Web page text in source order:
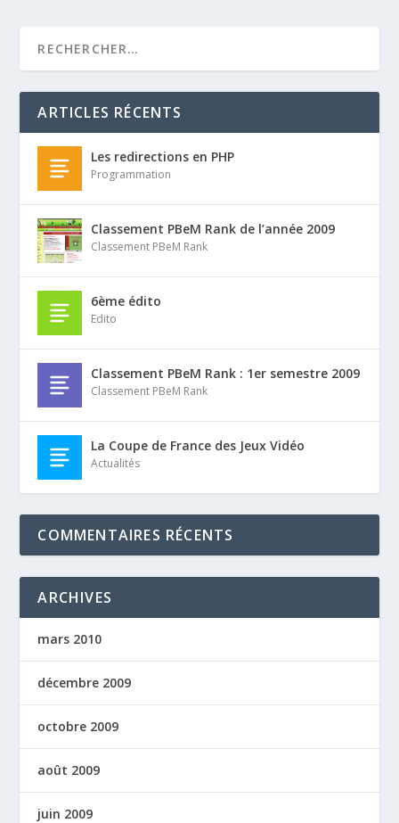
ARTICLES RÉCENTS
Les redirections en PHP
Programmation
Classement PBeM Rank de l’année 2009
Classement PBeM Rank
6ème édito
Edito
Classement PBeM Rank : 1er semestre 2009
Classement PBeM Rank
La Coupe de France des Jeux Vidéo
Actualités
COMMENTAIRES RÉCENTS
ARCHIVES
mars 2010
décembre 2009
octobre 2009
août 2009
juin 2009